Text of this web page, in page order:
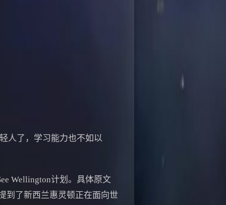
人了，学习能力也不如以
Wellington计划。具体原文
到了新西兰惠灵顿正在面向世